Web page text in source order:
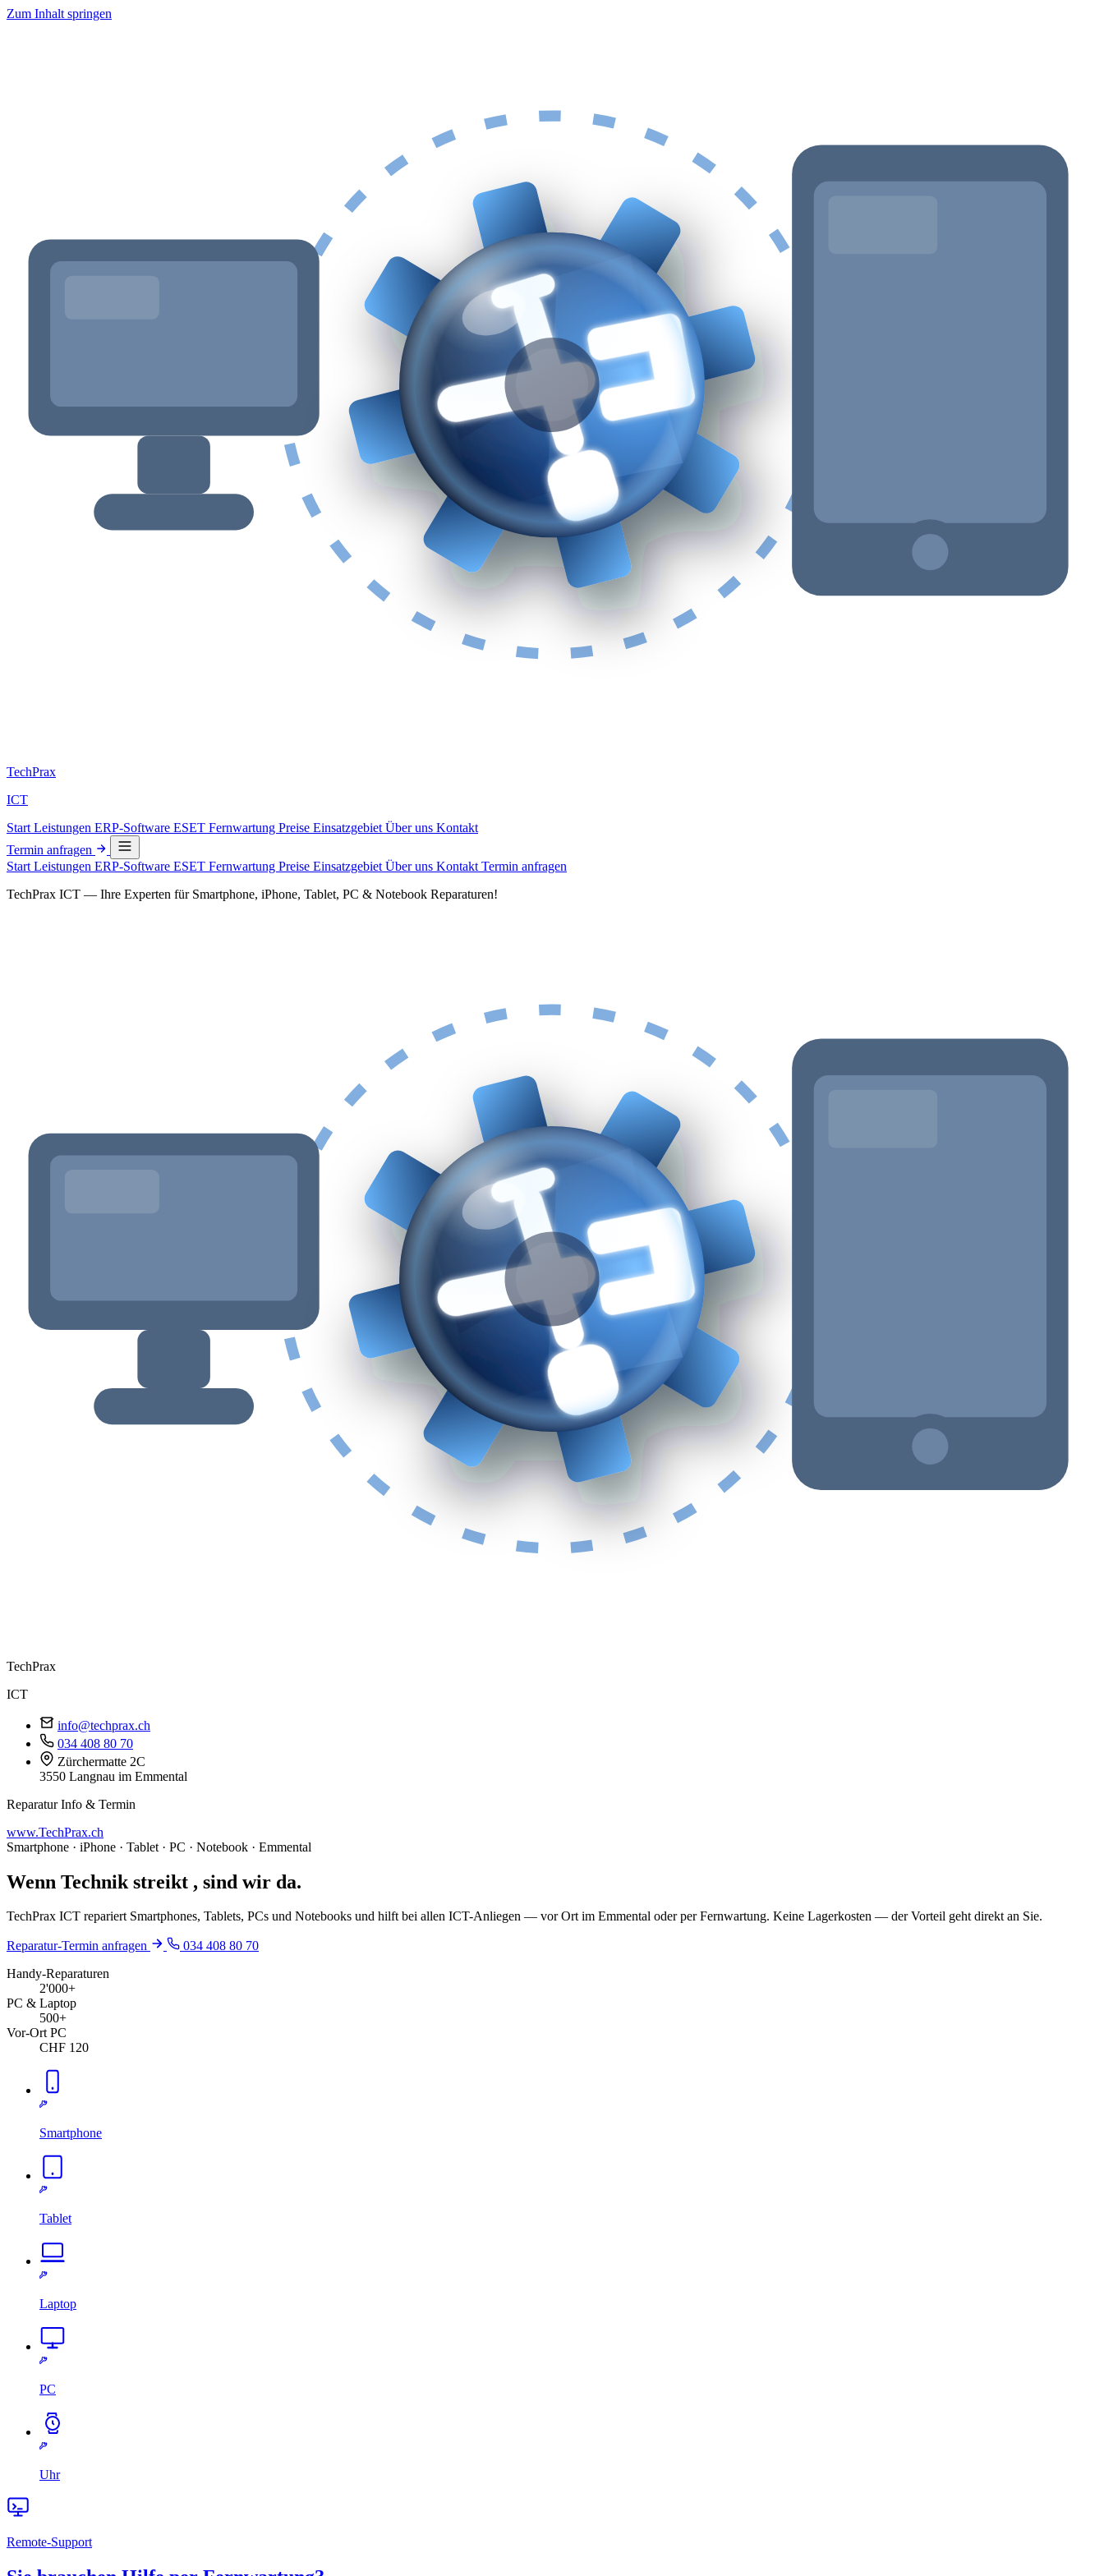
Zum Inhalt springen
TechPrax
ICT
Start Leistungen ERP-Software ESET Fernwartung Preise Einsatzgebiet Über uns Kontakt
Termin anfragen
Start Leistungen ERP-Software ESET Fernwartung Preise Einsatzgebiet Über uns Kontakt Termin anfragen
TechPrax ICT — Ihre Experten für Smartphone, iPhone, Tablet, PC & Notebook Reparaturen!
TechPrax
ICT
info@techprax.ch
034 408 80 70
Zürchermatte 2C
3550 Langnau im Emmental
Reparatur Info & Termin
www.TechPrax.ch
Smartphone · iPhone · Tablet · PC · Notebook · Emmental
Wenn Technik streikt , sind wir da.
TechPrax ICT repariert Smartphones, Tablets, PCs und Notebooks und hilft bei allen ICT-Anliegen — vor Ort im Emmental oder per Fernwartung. Keine Lagerkosten — der Vorteil geht direkt an Sie.
Reparatur-Termin anfragen
034 408 80 70
Handy-Reparaturen
2'000+
PC & Laptop
500+
Vor-Ort PC
CHF 120
Smartphone
Tablet
Laptop
PC
Uhr
Remote-Support